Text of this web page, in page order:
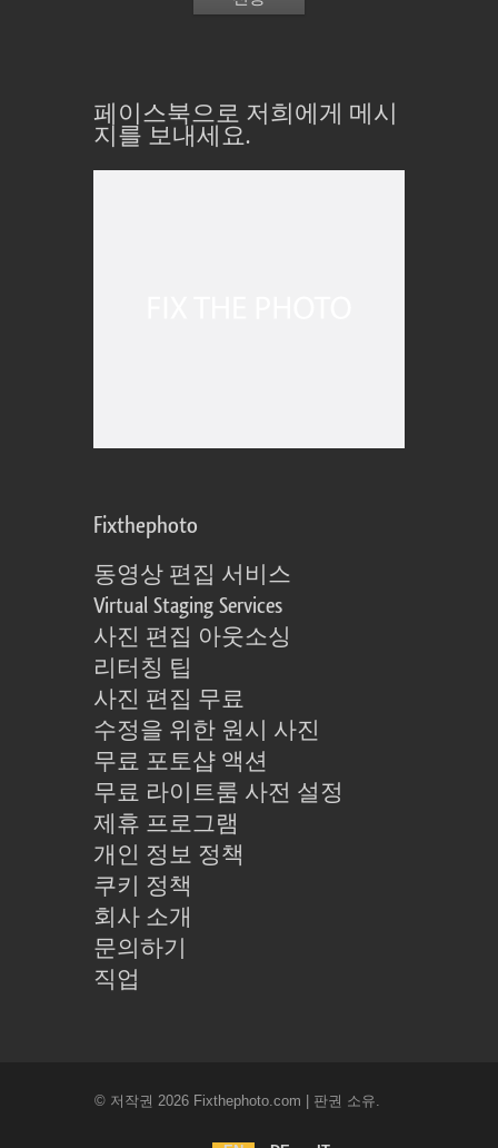
페이스북으로 저희에게 메시
지를 보내세요.
Fixthephoto
동영상 편집 서비스
Virtual Staging Services
사진 편집 아웃소싱
리터칭 팁
사진 편집 무료
수정을 위한 원시 사진
무료 포토샵 액션
무료 라이트룸 사전 설정
제휴 프로그램
개인 정보 정책
쿠키 정책
회사 소개
문의하기
직업
© 저작권 2026 Fixthephoto.com | 판권 소유.